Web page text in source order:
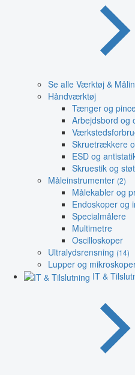
Se alle Værktøj &
Håndværktøj
Tænger og
Arbejdsbord og
Skruetrækkere
ESD og
Skruestik og
Måleinstrumenter (2)
Målekabler og
Endoskoper og
Specialmålere
Multimetre
Oscilloskoper
Ultralydsrensning (14)
Lupper og
IT &